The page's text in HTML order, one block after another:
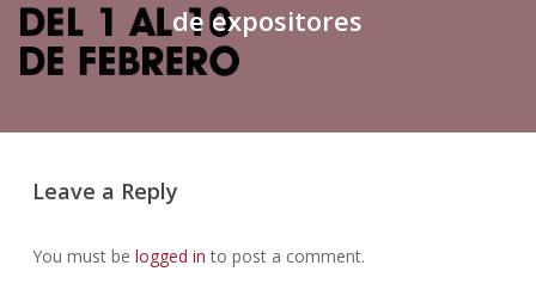
de expositores
Leave a Reply
You must be logged in to post a comment.